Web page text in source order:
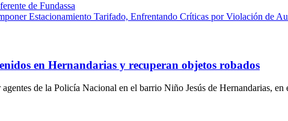
de Fundassa
Estacionamiento Tarifado, Enfrentando Críticas por Violación de
en Hernandarias y recuperan objetos robados
de la Policía Nacional en el barrio Niño Jesús de Hernandarias, en